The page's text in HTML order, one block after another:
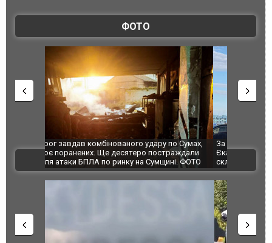
ФОТО
За 2000 кілометрів від кордону з Україною: в
Єкатеринбурзі після атаки дронів загорівся
склад Wildberries. ФОТО. ВІДЕО
"Мої
ВІДЕО